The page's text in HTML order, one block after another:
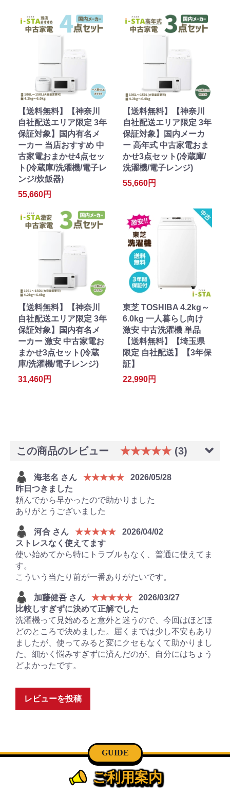
【送料無料】【神奈川
自社配送エリア限定 3年
保証対象】国内有名メ
ーカー 当店おすすめ 中
古家電おまかせ4点セッ
ト(冷蔵庫/洗濯機/電子レ
ンジ/炊飯器)
55,660円
【送料無料】【神奈川
自社配送エリア限定 3年
保証対象】国内メーカ
ー 高年式 中古家電おま
かせ3点セット(冷蔵庫/
洗濯機/電子レンジ)
55,660円
【送料無料】【神奈川
自社配送エリア限定 3年
保証対象】国内有名メ
ーカー 激安 中古家電お
まかせ3点セット(冷蔵
庫/洗濯機/電子レンジ)
31,460円
東芝 TOSHIBA 4.2kg～
6.0kg 一人暮らし向け
激安 中古洗濯機 単品
【送料無料】【埼玉県
限定 自社配送】【3年保
証】
22,990円
この商品のレビュー ★★★★★ (3)
海老名 さん ★★★★★
2026/05/28
昨日つきました
頼んでから早かったので助かりました
ありがとうございました
河合 さん ★★★★★
2026/04/02
ストレスなく使えてます
使い始めてから特にトラブルもなく、普通に使えてま
す。
こういう当たり前が一番ありがたいです。
加藤健吾 さん ★★★★★
2026/03/27
比較しすぎずに決めて正解でした
洗濯機って見始めると意外と迷うので、今回はほどほ
どのところで決めました。届くまでは少し不安もあり
ましたが、使ってみると変にクセもなくて助かりまし
た。細かく悩みすぎずに済んだのが、自分にはちょう
どよかったです。
レビューを投稿
GUIDE
ご利用案内